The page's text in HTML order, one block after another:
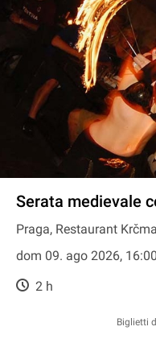
Serata medievale
Praga, Restaurant
dom 09. ago 2026, 16:00
2 h
Biglietti